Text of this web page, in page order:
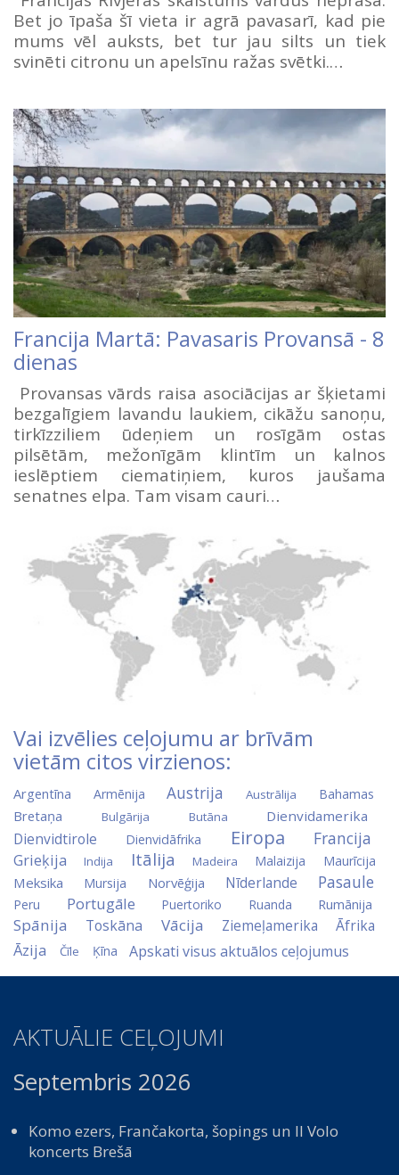
Bet jo īpaša šī vieta ir agrā pavasarī, kad pie
mums vēl auksts, bet tur jau silts un tiek
svinēti citronu un apelsīnu ražas svētki.…
Francija Martā: Pavasaris Provansā - 8
dienas
Provansas vārds raisa asociācijas ar šķietami
bezgalīgiem lavandu laukiem, cikāžu sanoņu,
tirkīzziliem ūdeņiem un rosīgām ostas
pilsētām, mežonīgām klintīm un kalnos
ieslēptiem ciematiņiem, kuros jaušama
senatnes elpa. Tam visam cauri…
Vai izvēlies ceļojumu ar brīvām
vietām citos virzienos:
Argentīna Armēnija Austrija Austrālija Bahamas
Bretaņa Bulgārija Butāna Dienvidamerika
Dienvidtirole Dienvidāfrika Eiropa Francija
Grieķija Indija Itālija Madeira Malaizija Maurīcija
Meksika Mursija Norvēģija Nīderlande Pasaule
Peru Portugāle Puertoriko Ruanda Rumānija
Spānija Toskāna Vācija Ziemeļamerika Āfrika
Āzija Čīle Ķīna Apskati visus aktuālos ceļojumus
AKTUĀLIE CEĻOJUMI
Septembris 2026
Komo ezers, Frančakorta, šopings un Il Volo
koncerts Brešā